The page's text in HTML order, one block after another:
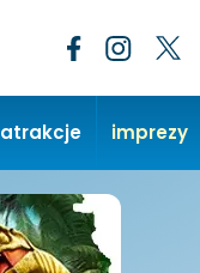
atrakcje imprezy